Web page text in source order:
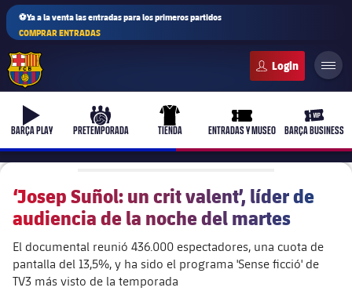
⚽Ya a la venta las entradas para los primeros partidos
COMPRAR ENTRADAS
b-play
BARÇA PLAY
culers-ball
PRETEMPORADA
uniform
TIENDA
ticket-full
ENTRADAS Y MUSEO
ticket-
BARÇA BUSINESS
PLUSICON
MÁS
Primer equipo
Femenino
‘Josep Suñol: un crit valent’, líder de
audiencia de la noche del martes
El documental reunió 436.000 espectadores, una cuota de
pantalla del 13,5%, y ha sido el programa 'Sense ficció' de
TV3 más visto de la temporada